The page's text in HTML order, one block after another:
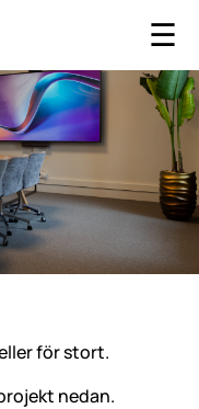
☰
för stort.
nedan.